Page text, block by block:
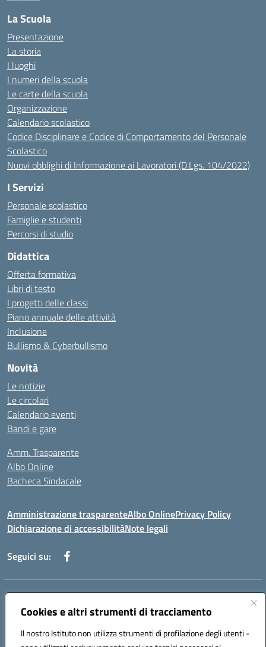
Cookies e altri strumenti di tracciamento
Il nostro Istituto non utilizza strumenti di profilazione degli utenti -
La Scuola
Presentazione
La storia
I luoghi
I numeri della scuola
Le carte della scuola
Organizzazione
Calendario scolastico
Codice Disciplinare e Codice di Comportamento del Personale
Scolastico
Nuovi obblighi di Informazione ai Lavoratori (D.Lgs. 104/2022)
I Servizi
Personale scolastico
Famiglie e studenti
Percorsi di studio
Didattica
Offerta formativa
Libri di testo
I progetti delle classi
Piano annuale delle attività
Inclusione
Bullismo & Cyberbullismo
Novità
Le notizie
Le circolari
Calendario eventi
Bandi e gare
Amm. Trasparente
Albo Online
Bacheca Sindacale
Amministrazione trasparenteAlbo OnlinePrivacy Policy
Dichiarazione di accessibilitàNote legali
Seguici su:
Indirizzo:
Centralino:0881234514 - 0881752614 - 0881719420
Posta elettronica certificata (PEC):fgps010008@pec.istruzione.it